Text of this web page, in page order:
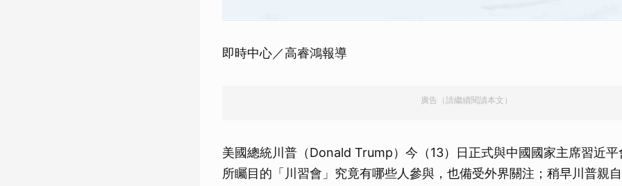
即時中心／高睿鴻報導
廣告（請繼續閱讀本文）
美國總統川普（Donald Trump）今（13）日正式與中國國家主席習近
所矚目的「川習會」究竟有哪些人參與，也備受外界關注；稍早川普親